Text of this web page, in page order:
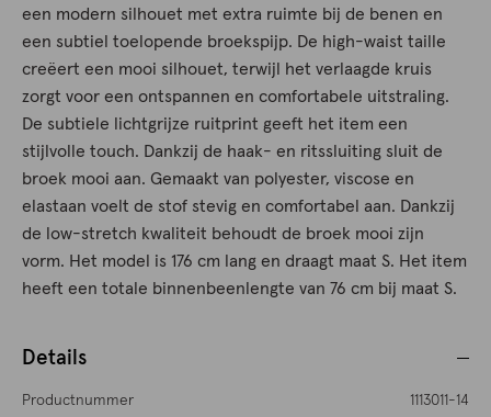
een modern silhouet met extra ruimte bij de benen en
een subtiel toelopende broekspijp. De high-waist taille
creëert een mooi silhouet, terwijl het verlaagde kruis
zorgt voor een ontspannen en comfortabele uitstraling.
De subtiele lichtgrijze ruitprint geeft het item een
stijlvolle touch. Dankzij de haak- en ritssluiting sluit de
broek mooi aan. Gemaakt van polyester, viscose en
elastaan voelt de stof stevig en comfortabel aan. Dankzij
de low-stretch kwaliteit behoudt de broek mooi zijn
vorm. Het model is 176 cm lang en draagt maat S. Het item
heeft een totale binnenbeenlengte van 76 cm bij maat S.
Details
Productnummer
1113011-14